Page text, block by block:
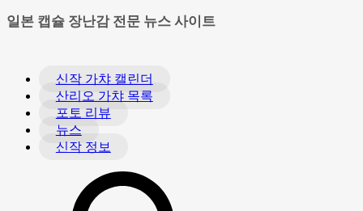
일본 캡슐 장난감 전문 뉴스 사이트
신작 가챠 캘린더
산리오 가챠 목록
포토 리뷰
뉴스
신작 정보